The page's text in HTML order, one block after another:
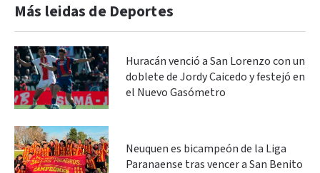
Más leidas de Deportes
Huracán venció a San Lorenzo con un
doblete de Jordy Caicedo y festejó en
el Nuevo Gasómetro
Neuquen es bicampeón de la Liga
Paranaense tras vencer a San Benito